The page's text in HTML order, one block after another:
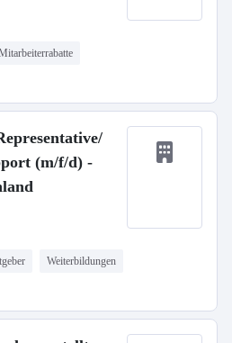
(m/f/d) -
Weiterbildungen